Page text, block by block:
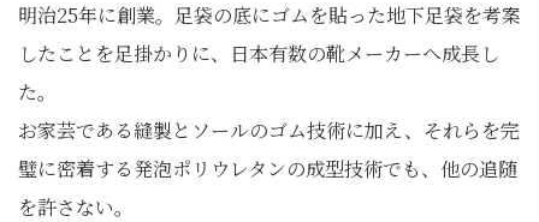
明治25年に創業。足袋の底にゴムを貼った地下足袋を考案
したことを足掛かりに、日本有数の靴メーカーへ成長し
た。
お家芸である縫製とソールのゴム技術に加え、それらを完
璧に密着する発泡ポリウレタンの成型技術でも、他の追随
を許さない。